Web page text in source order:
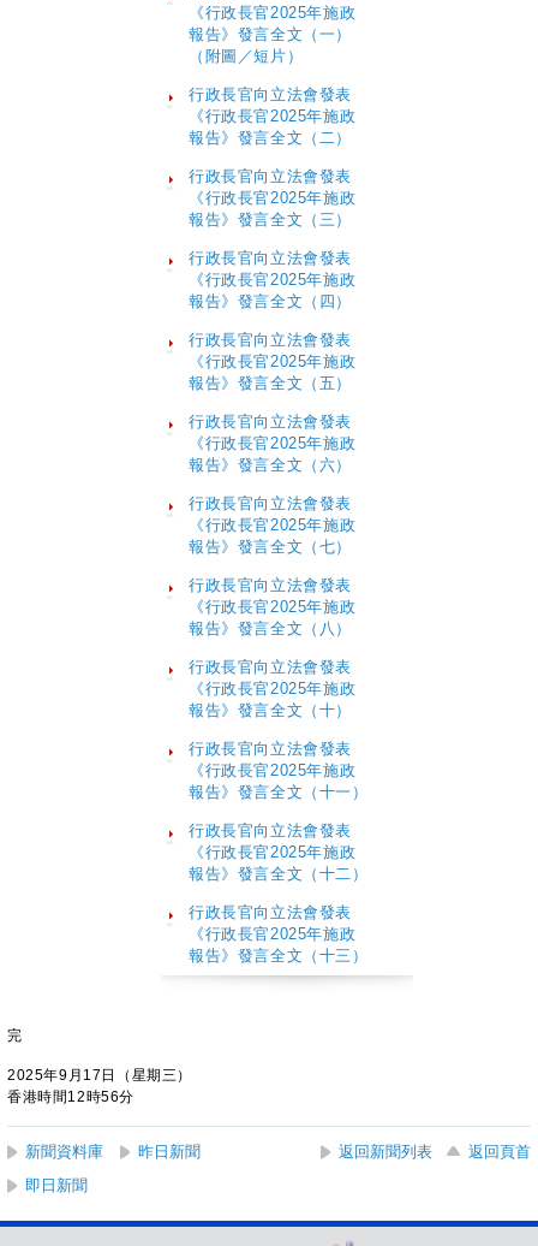
《行政長官2025年施政
報告》發言全文（一）
（附圖／短片）
行政長官向立法會發表
《行政長官2025年施政
報告》發言全文（二）
行政長官向立法會發表
《行政長官2025年施政
報告》發言全文（三）
行政長官向立法會發表
《行政長官2025年施政
報告》發言全文（四）
行政長官向立法會發表
《行政長官2025年施政
報告》發言全文（五）
行政長官向立法會發表
《行政長官2025年施政
報告》發言全文（六）
行政長官向立法會發表
《行政長官2025年施政
報告》發言全文（七）
行政長官向立法會發表
《行政長官2025年施政
報告》發言全文（八）
行政長官向立法會發表
《行政長官2025年施政
報告》發言全文（十）
行政長官向立法會發表
《行政長官2025年施政
報告》發言全文（十一）
行政長官向立法會發表
《行政長官2025年施政
報告》發言全文（十二）
行政長官向立法會發表
《行政長官2025年施政
報告》發言全文（十三）
完
2025年9月17日（星期三）
香港時間12時56分
新聞資料庫 昨日新聞 返回新聞列表
返回頁首
即日新聞